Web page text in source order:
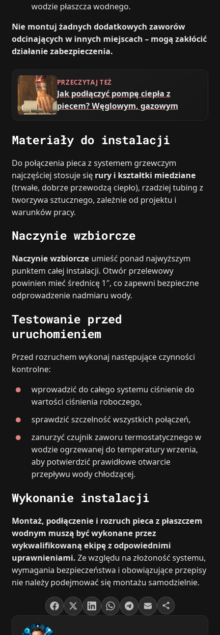
wodzie płaszcza wodnego.
Nie montuj żadnych dodatkowych zaworów
odcinających w innych miejscach – mogą zakłócić
działanie zabezpieczenia.
PRZECZYTAJ TEŻ
Jak podłączyć pompę ciepła z
piecem? Węglowym, gazowym
Materiały do instalacji
Do połączenia pieca z systemem grzewczym
najczęściej stosuje się rury i kształtki miedziane
(trwałe, dobrze przewodzą ciepło), rzadziej tubing z
tworzywa sztucznego, zależnie od projektu i
warunków pracy.
Naczynie wzbiorcze
Naczynie wzbiorcze umieść ponad najwyższym
punktem całej instalacji. Otwór przelewowy
powinien mieć średnicę 1″, co zapewni bezpieczne
odprowadzenie nadmiaru wody.
Testowanie przed
uruchomieniem
Przed rozruchem wykonaj następujące czynności
kontrolne:
wprowadzić do całego systemu ciśnienie do
wartości ciśnienia roboczego,
sprawdzić szczelność wszystkich połączeń,
zanurzyć czujnik zaworu termostatycznego w
wodzie ogrzewanej do temperatury wrzenia,
aby potwierdzić prawidłowe otwarcie
przepływu wody chłodzącej.
Wykonanie instalacji
Montaż, podłączenie i rozruch pieca z płaszczem
wodnym muszą być wykonane przez
wykwalifikowaną ekipę z odpowiednimi
uprawnieniami. Ze względu na złożoność systemu,
wymagania bezpieczeństwa i obowiązujące przepisy
nie należy podejmować się montażu samodzielnie.